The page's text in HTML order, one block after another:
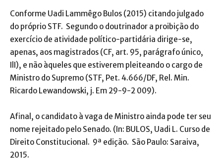
Conforme Uadi Lammêgo Bulos (2015) citando julgado
do próprio STF. Segundo o doutrinador a proibição do
exercício de atividade político-partidária dirige-se,
apenas, aos magistrados (CF, art. 95, parágrafo único,
IlI), e não àqueles que estiverem pleiteando o cargo de
Ministro do Supremo (STF, Pet. 4.666/DF, Rel. Min.
Ricardo Lewandowski, j. Em 29-9-2 009).
Afinal, o candidato à vaga de Ministro ainda pode ter seu
nome rejeitado pelo Senado. (In: BULOS, Uadi L. Curso de
Direito Constitucional. 9ª edição. São Paulo: Saraiva,
2015.